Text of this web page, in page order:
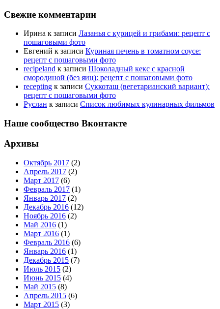
Свежие комментарии
Ирина к записи Лазанья с курицей и грибами: рецепт с
пошаговыми фото
Евгений к записи Куриная печень в томатном соусе:
рецепт с пошаговыми фото
recipeland к записи Шоколадный кекс с красной
смородиной (без яиц): рецепт с пошаговыми фото
recepting к записи Суккоташ (вегетарианский вариант):
рецепт с пошаговыми фото
Руслан к записи Список любимых кулинарных фильмов
Наше сообщество Вконтакте
Архивы
Октябрь 2017 (2)
Апрель 2017 (2)
Март 2017 (6)
Февраль 2017 (1)
Январь 2017 (2)
Декабрь 2016 (12)
Ноябрь 2016 (2)
Май 2016 (1)
Март 2016 (1)
Февраль 2016 (6)
Январь 2016 (1)
Декабрь 2015 (7)
Июль 2015 (2)
Июнь 2015 (4)
Май 2015 (8)
Апрель 2015 (6)
Март 2015 (3)